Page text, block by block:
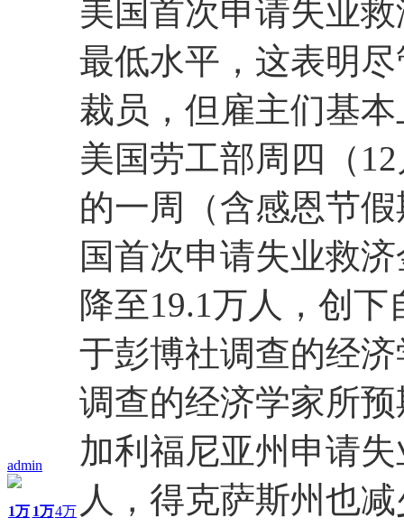
admin
1万 1万4万
美国首次申请失业
最低水平，这表明
裁员，但雇主们基
美国劳工部周四（
的一周（含感恩节
国首次申请失业救
降至19.1万人，创
于彭博社调查的经
调查的经济学家所
加利福尼亚州申请
人，得克萨斯州也